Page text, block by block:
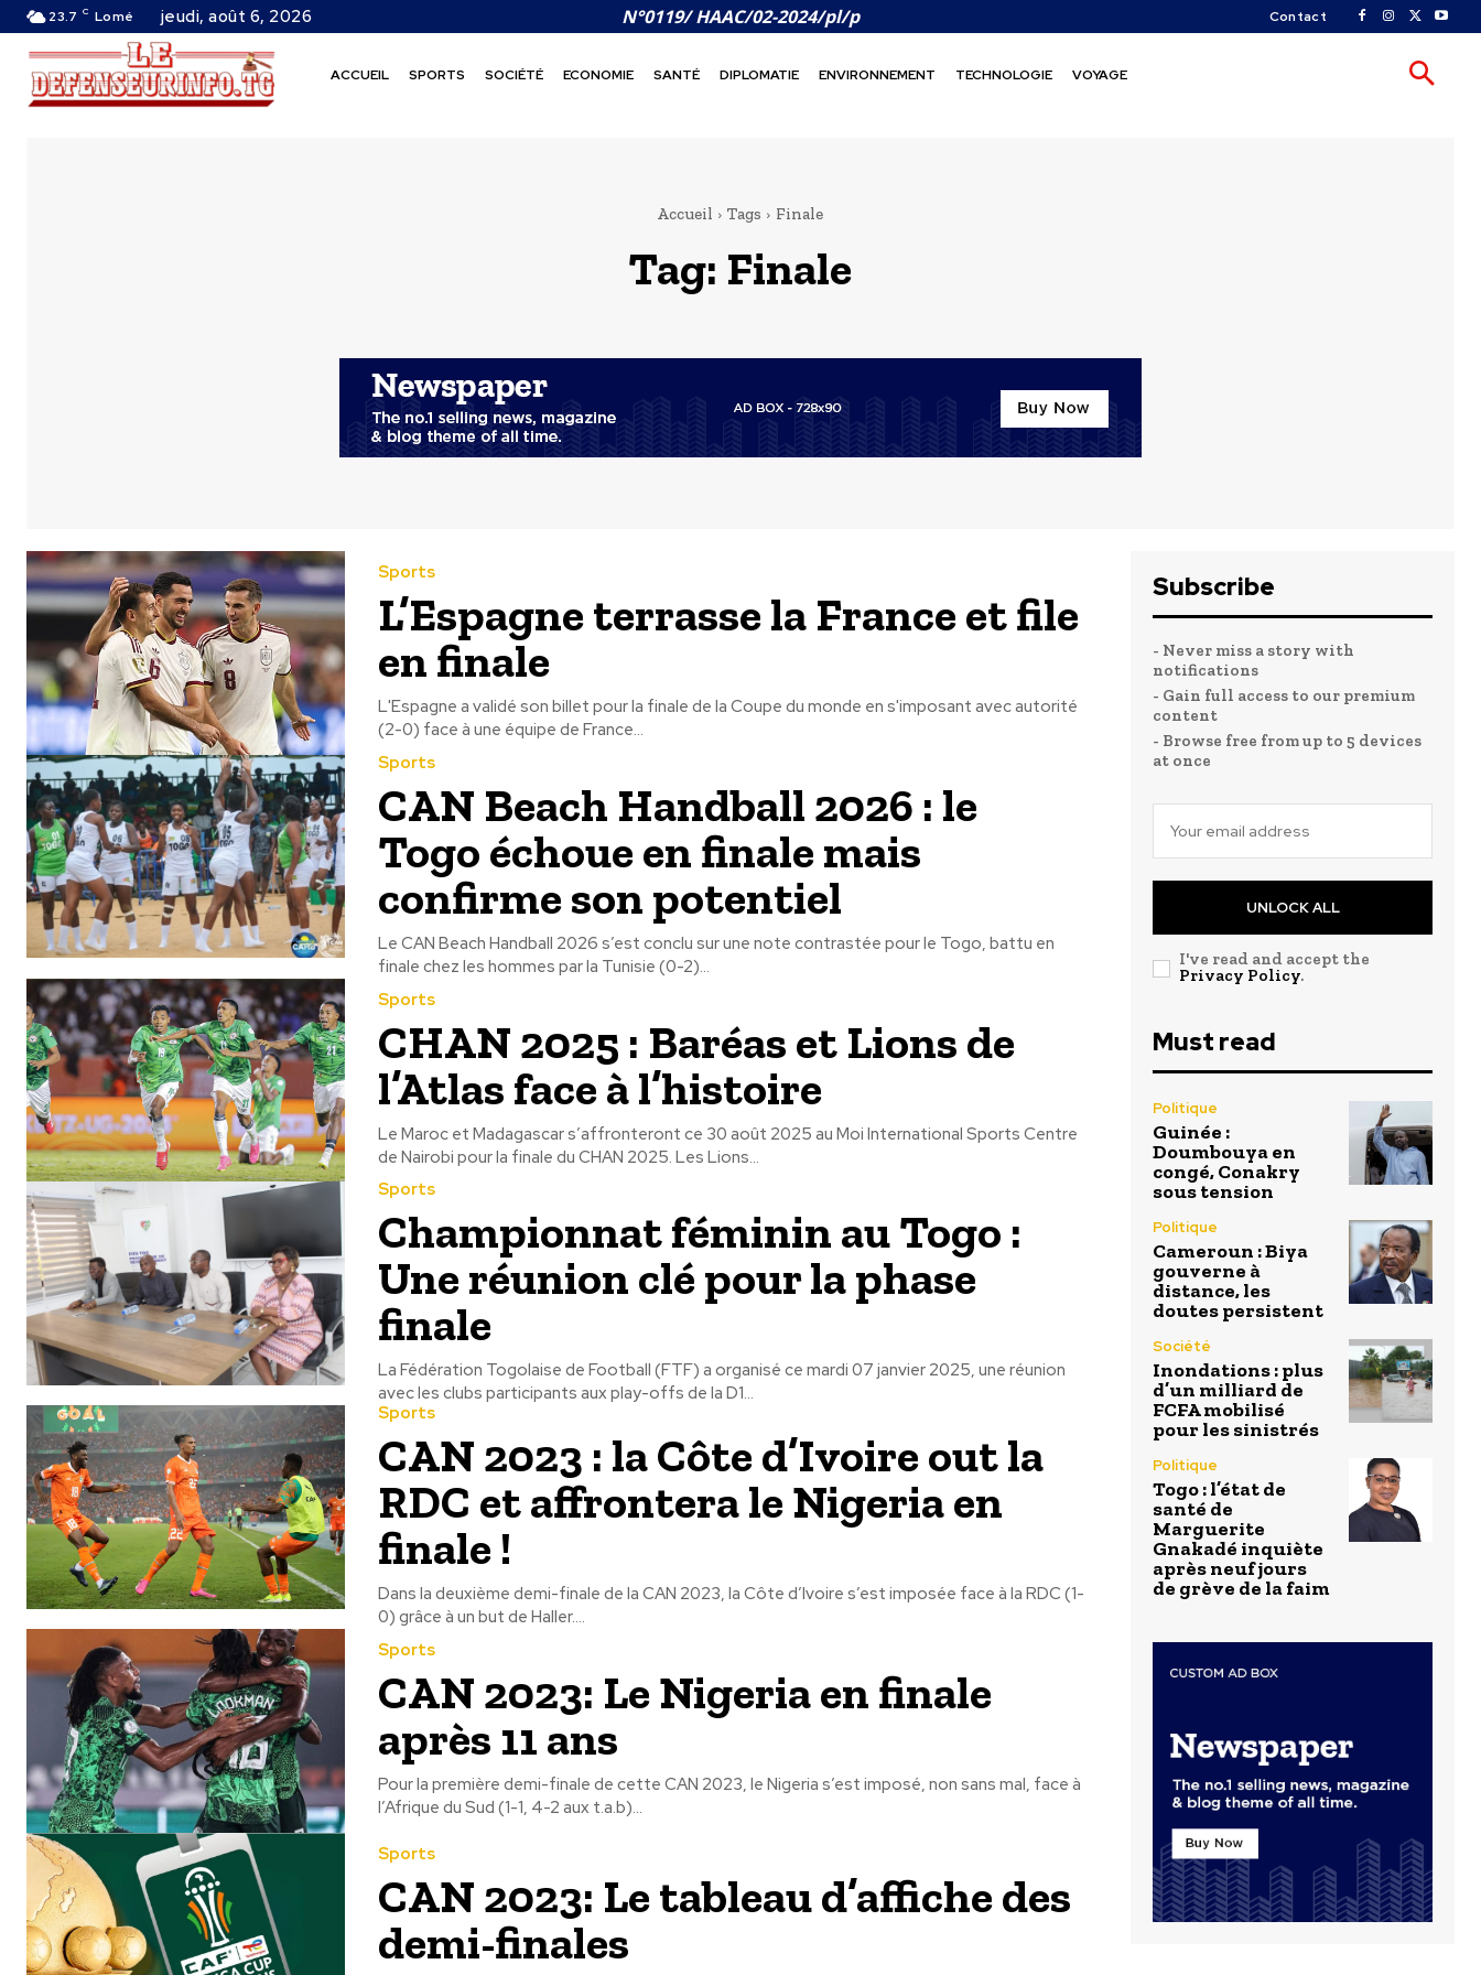
23.7 C Lomé jeudi, août 6, 2026 N°0119/ HAAC/02-2024/pl/p Contact
ACCUEIL SPORTS SOCIÉTÉ ECONOMIE SANTÉ DIPLOMATIE ENVIRONNEMENT TECHNOLOGIE VOYAGE
Accueil Tags Finale
Tag: Finale
Sports
L’Espagne terrasse la France et file
en finale
L'Espagne a validé son billet pour la finale de la Coupe du monde en s'imposant avec autorité
(2-0) face à une équipe de France...
Sports
CAN Beach Handball 2026 : le
Togo échoue en finale mais
confirme son potentiel
Le CAN Beach Handball 2026 s’est conclu sur une note contrastée pour le Togo, battu en
finale chez les hommes par la Tunisie (0-2)...
Sports
CHAN 2025 : Baréas et Lions de
l’Atlas face à l’histoire
Le Maroc et Madagascar s’affronteront ce 30 août 2025 au Moi International Sports Centre
de Nairobi pour la finale du CHAN 2025. Les Lions...
Sports
Championnat féminin au Togo :
Une réunion clé pour la phase
finale
La Fédération Togolaise de Football (FTF) a organisé ce mardi 07 janvier 2025, une réunion
avec les clubs participants aux play-offs de la D1...
Sports
CAN 2023 : la Côte d’Ivoire out la
RDC et affrontera le Nigeria en
finale !
Dans la deuxième demi-finale de la CAN 2023, la Côte d’Ivoire s’est imposée face à la RDC (1-
0) grâce à un but de Haller....
Sports
CAN 2023: Le Nigeria en finale
après 11 ans
Pour la première demi-finale de cette CAN 2023, le Nigeria s’est imposé, non sans mal, face à
l’Afrique du Sud (1-1, 4-2 aux t.a.b)...
Sports
CAN 2023: Le tableau d’affiche des
demi-finales
Subscribe
- Never miss a story with
notifications
- Gain full access to our premium
content
- Browse free from up to 5 devices
at once
UNLOCK ALL
I've read and accept the
Privacy Policy.
Must read
Politique
Guinée :
Doumbouya en
congé, Conakry
sous tension
Politique
Cameroun : Biya
gouverne à
distance, les
doutes persistent
Société
Inondations : plus
d’un milliard de
FCFA mobilisé
pour les sinistrés
Politique
Togo : l’état de
santé de
Marguerite
Gnakadé inquiète
après neuf jours
de grève de la faim